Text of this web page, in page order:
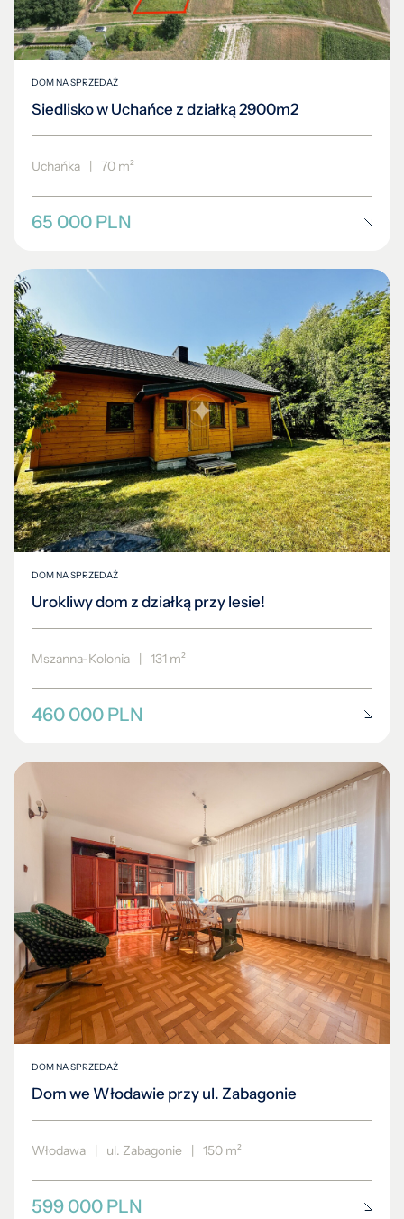
DOM NA SPRZEDAŻ
Siedlisko w Uchańce z działką 2900m2
Uchańka 70 m²
65 000 PLN
DOM NA SPRZEDAŻ
Urokliwy dom z działką przy lesie!
Mszanna-Kolonia | 131 m²
460 000 PLN
DOM NA SPRZEDAŻ
Dom we Włodawie przy ul. Zabagonie
Włodawa ul. Zabagonie 150 m²
599 000 PLN